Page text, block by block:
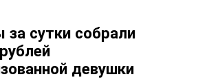
сутки собрали
девушки